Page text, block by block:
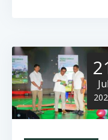
Jul